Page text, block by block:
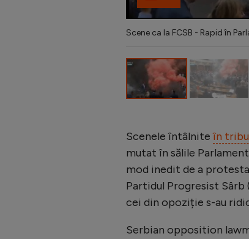
Scene ca la FCSB - Rapid în
Scenele întâlniteîn
mutat în sălile
mod inedit de a
Partidul Progresist
cei din opoziție s-au
Serbian opposition